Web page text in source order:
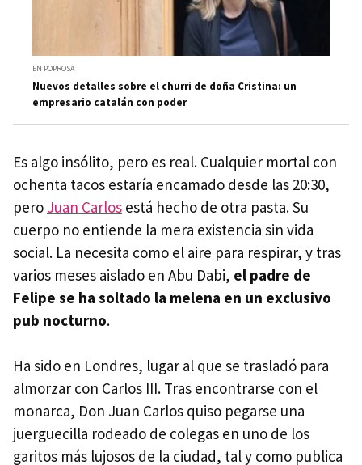
EN POPROSA
Nuevos detalles sobre el churri de doña Cristina: un
empresario catalán con poder
Es algo insólito, pero es real. Cualquier mortal con
ochenta tacos estaría encamado desde las 20:30,
pero Juan Carlos está hecho de otra pasta. Su
cuerpo no entiende la mera existencia sin vida
social. La necesita como el aire para respirar, y tras
varios meses aislado en Abu Dabi, el padre de
Felipe se ha soltado la melena en un exclusivo
pub nocturno.
Ha sido en Londres, lugar al que se trasladó para
almorzar con Carlos III. Tras encontrarse con el
monarca, Don Juan Carlos quiso pegarse una
juerguecilla rodeado de colegas en uno de los
garitos más lujosos de la ciudad, tal y como publica